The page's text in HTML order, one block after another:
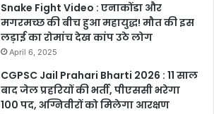
Snake Fight Video : एनाकोंडा और
मगरमच्छ की बीच हुआ महायुद्ध! मौत की इस
लड़ाई का रोमांच देख कांप उठे लोग
April 6, 2025
CGPSC Jail Prahari Bharti 2026 : 11 साल
बाद जेल प्रहरियों की भर्ती, पीएससी भरेगा
100 पद, अग्निवीरों को मिलेगा आरक्षण